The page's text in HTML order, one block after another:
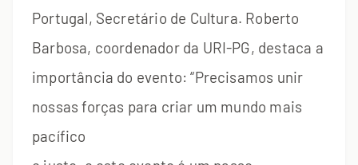
Portugal, Secretário de Cultura. Roberto
Barbosa, coordenador da URI-PG, destaca a
importância do evento: “Precisamos unir
nossas forças para criar um mundo mais
pacífico